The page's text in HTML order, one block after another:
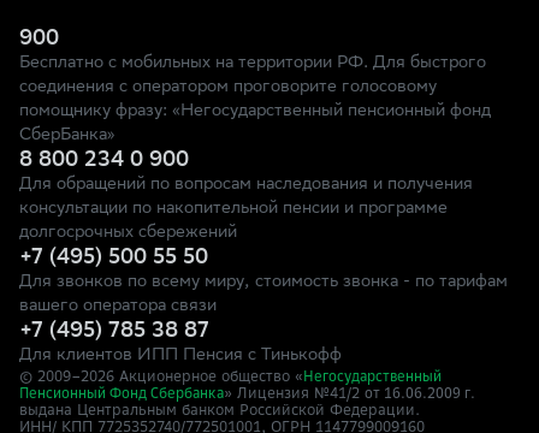
900
Бесплатно с мобильных на территории РФ. Для быстрого
соединения с оператором проговорите голосовому
помощнику фразу: «Негосударственный пенсионный фонд
СберБанка»
8 800 234 0 900
Для обращений по вопросам наследования и получения
консультации по накопительной пенсии и программе
долгосрочных сбережений
+7 (495) 500 55 50
Для звонков по всему миру, стоимость звонка - по тарифам
вашего оператора связи
+7 (495) 785 38 87
Для клиентов ИПП Пенсия с Тинькофф
© 2009–2026 Акционерное общество « Негосударственный
Пенсионный Фонд Сбербанка» Лицензия №41/2 от 16.06.2009 г.
выдана Центральным банком Российской Федерации.
ИНН/ КПП 7725352740/772501001, ОГРН 1147799009160